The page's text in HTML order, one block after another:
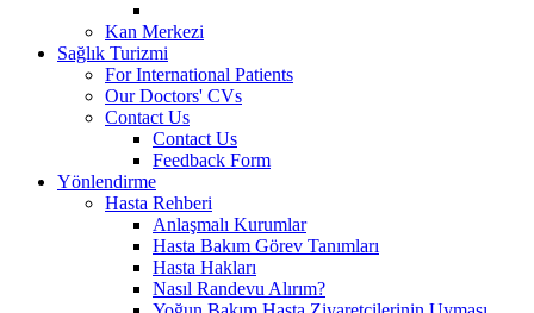
Kan Merkezi
Sağlık Turizmi
For International Patients
Our Doctors' CVs
Contact Us
Contact Us
Feedback Form
Yönlendirme
Hasta Rehberi
Anlaşmalı Kurumlar
Hasta Bakım Görev Tanımları
Hasta Hakları
Nasıl Randevu Alırım?